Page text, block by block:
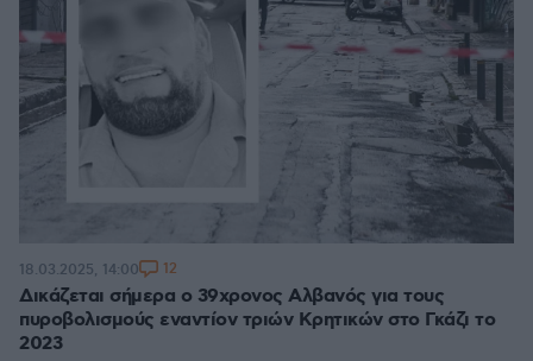
Δικάζεται σήμερα ο 39χρονος Αλβανός για τους
πυροβολισμούς εναντίον τριών Κρητικών στο Γκάζι το
2023
18.03.2025, 14:00 12